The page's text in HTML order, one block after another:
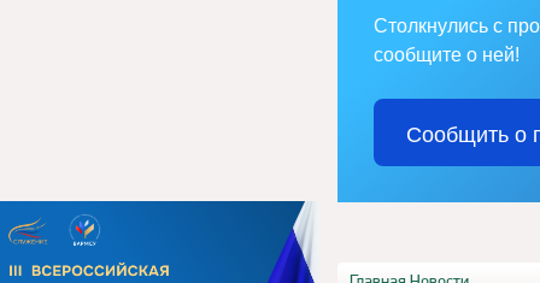
Столкнулись с
сообщите о ней!
Сообщить о